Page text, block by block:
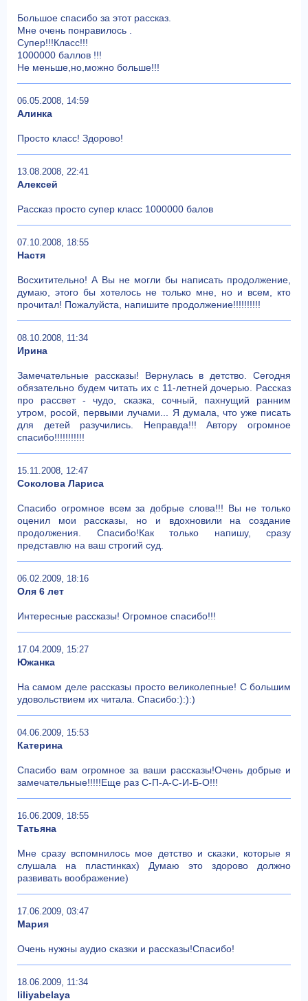
Большое спасибо за этот рассказ.
Мне очень понравилось .
Супер!!!Класс!!!
1000000 баллов !!!
Не меньше,но,можно больше!!!
06.05.2008, 14:59
Алинка
Просто класс! Здорово!
13.08.2008, 22:41
Алексей
Рассказ просто супер класс 1000000 балов
07.10.2008, 18:55
Настя
Восхитительно! А Вы не могли бы написать продолжение,
думаю, этого бы хотелось не только мне, но и всем, кто
прочитал! Пожалуйста, напишите продолжение!!!!!!!!!!
08.10.2008, 11:34
Ирина
Замечательные рассказы! Вернулась в детство. Сегодня
обязательно будем читать их с 11-летней дочерью. Рассказ
про рассвет - чудо, сказка, сочный, пахнущий ранним
утром, росой, первыми лучами... Я думала, что уже писать
для детей разучились. Неправда!!! Автору огромное
спасибо!!!!!!!!!!!
15.11.2008, 12:47
Соколова Лариса
Спасибо огромное всем за добрые слова!!! Вы не только
оценил мои рассказы, но и вдохновили на создание
продолжения. Спасибо!Как только напишу, сразу
представлю на ваш строгий суд.
06.02.2009, 18:16
Оля 6 лет
Интересные рассказы! Огромное спасибо!!!
17.04.2009, 15:27
Южанка
На самом деле рассказы просто великолепные! С большим
удовольствием их читала. Спасибо:):):)
04.06.2009, 15:53
Катерина
Спасибо вам огромное за ваши рассказы!Очень добрые и
замечательные!!!!!Еще раз С-П-А-С-И-Б-О!!!
16.06.2009, 18:55
Татьяна
Мне сразу вспомнилось мое детство и сказки, которые я
слушала на пластинках) Думаю это здорово должно
развивать воображение)
17.06.2009, 03:47
Мария
Очень нужны аудио сказки и рассказы!Спасибо!
18.06.2009, 11:34
liliyabelaya